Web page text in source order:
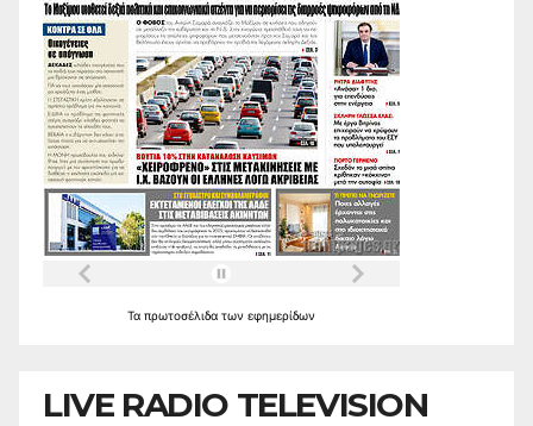
Τα πρωτοσέλιδα των εφημερίδων
LIVE RADIO TELEVISION